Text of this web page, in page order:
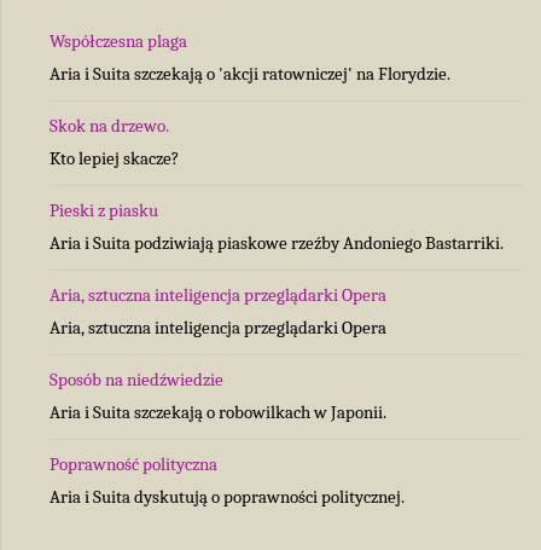
Współczesna plaga
Aria i Suita szczekają o 'akcji ratowniczej' na Florydzie.
Skok na drzewo.
Kto lepiej skacze?
Pieski z piasku
Aria i Suita podziwiają piaskowe rzeźby Andoniego Bastarriki.
Aria, sztuczna inteligencja przeglądarki Opera
Aria, sztuczna inteligencja przeglądarki Opera
Sposób na niedźwiedzie
Aria i Suita szczekają o robowilkach w Japonii.
Poprawność polityczna
Aria i Suita dyskutują o poprawności politycznej.